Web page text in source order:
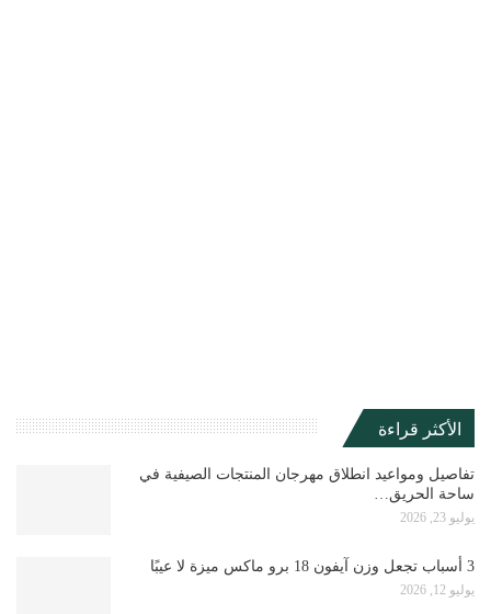
الأكثر قراءة
تفاصيل ومواعيد انطلاق مهرجان المنتجات الصيفية في
ساحة الحريق…
يوليو 23, 2026
3 أسباب تجعل وزن آيفون 18 برو ماكس ميزة لا عيبًا
يوليو 12, 2026